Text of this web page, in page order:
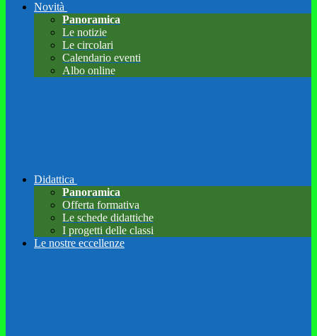
Novità
Panoramica
Le notizie
Le circolari
Calendario eventi
Albo online
Didattica
Panoramica
Offerta formativa
Le schede didattiche
I progetti delle classi
Le nostre eccellenze